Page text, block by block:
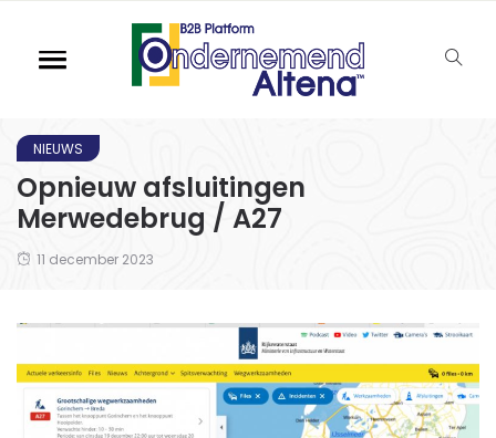
NIEUWS
Opnieuw afsluitingen
Merwedebrug / A27
11 december 2023